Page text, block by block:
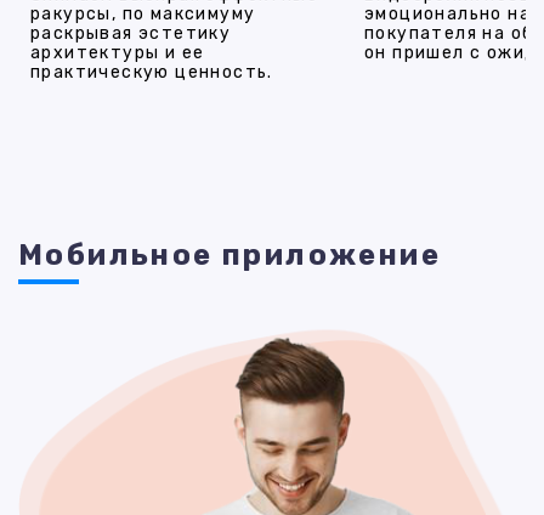
ракурсы, по максимуму
раскрывая эстетику
архитектуры и ее
практическую ценность.
эмоционально
покупателя на
он пришел с
Мобильное приложение